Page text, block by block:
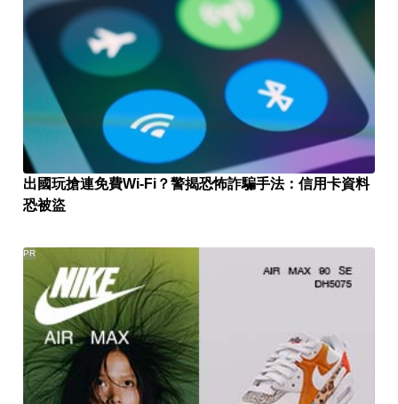
出國玩搶連免費Wi-Fi？警揭恐怖詐騙手法：信用卡資料
恐被盜
PR